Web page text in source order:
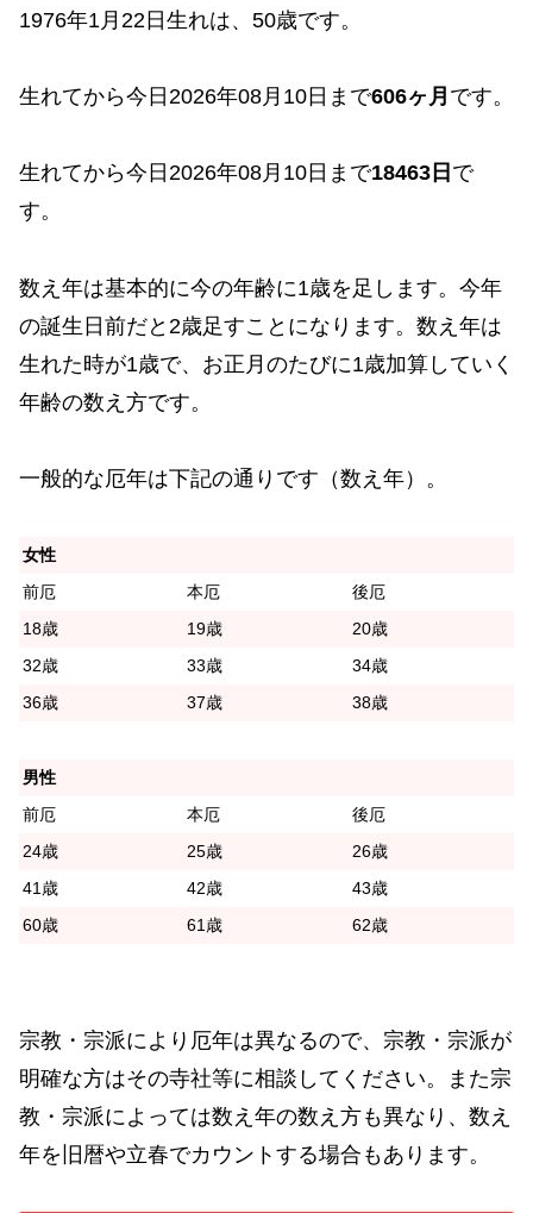
1976年1月22日生れは、50歳です。
生れてから今日2026年08月10日まで606ヶ月 です。
生れてから今日2026年08月10日まで18463日 で
す。
数え年は基本的に今の年齢に1歳を足します。今年
の誕生日前だと2歳足すことになります。数え年は
生れた時が1歳で、お正月のたびに1歳加算していく
年齢の数え方です。
一般的な厄年は下記の通りです（数え年）。
女性
前厄
本厄
後厄
18歳
19歳
20歳
32歳
33歳
34歳
36歳
37歳 38歳
男性
前厄
本厄
後厄
24歳
25歳
26歳
41歳
42歳
43歳
60歳
61歳 62歳
宗教・宗派により厄年は異なるので、宗教・宗派が
明確な方はその寺社等に相談してください。また宗
教・宗派によっては数え年の数え方も異なり、数え
年を旧暦や立春でカウントする場合もあります。